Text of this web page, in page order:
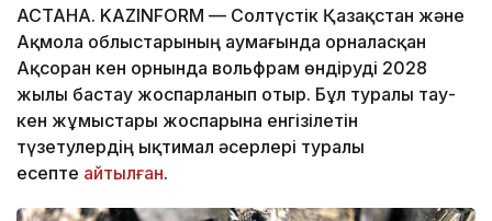
АСТАНА. KAZINFORM — Солтүстік Қазақстан және
Ақмола облыстарының аумағында орналасқан
Ақсоран кен орнында вольфрам өндіруді 2028
жылы бастау жоспарланып отыр. Бұл туралы тау-
кен жұмыстары жоспарына енгізілетін
түзетулердің ықтимал әсерлері туралы
есепте айтылған.